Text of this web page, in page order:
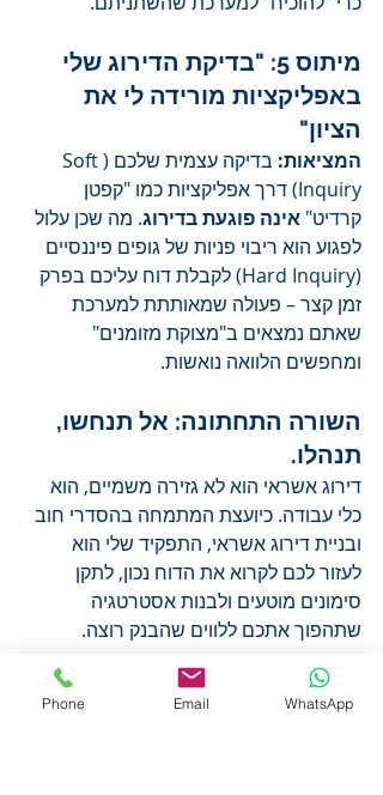
מיתוס 5: "בדיקת הדירוג שלי
באפליקציות מורידה לי את
הציון"
המציאות:
בדיקה עצמית שלכם (Soft
Inquiry) דרך אפליקציות כמו "קפטן
קרדיט" אינה פוגעת בדירוג. מה שכן עלול
לפגוע הוא ריבוי פניות של גופים פיננסיים
(Hard Inquiry) לקבלת דוח עליכם בפרק
זמן קצר – פעולה שמאותתת למערכת
שאתם נמצאים ב"מצוקת מזומנים"
ומחפשים הלוואה נואשות.
השורה התחתונה: אל תנחשו,
תנהלו.
דירוג אשראי הוא לא גזירה משמיים, הוא
כלי עבודה. כיועצת המתמחה בהסדרי חוב
ובניית דירוג אשראי, התפקיד שלי הוא
לעזור לכם לקרוא את הדוח נכון, לתקן
סימונים מוטעים ולבנות אסטרטגיה
שתהפוך אתכם ללווים שהבנק רוצה.
רוצים לדעת איפה אתם עומדים באמת?
בואו ננתח יחד את דוח האשראי שלכם
Phone Email WhatsApp